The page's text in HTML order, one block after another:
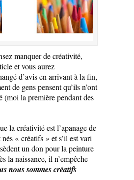
manquer de créativité,
et vous aurez
d’avis en arrivant à la fin,
de gens pensent qu’ils n’ont
(moi la première pendant des
la créativité est l’apanage de
« créatifs » et s’il est vari
un don pour la peinture
la naissance, il n’empêche
nous sommes créatifs